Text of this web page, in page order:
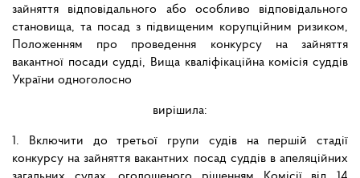
зайняття відповідального або особливо відповідального
становища, та посад з підвищеним корупційним ризиком,
Положенням про проведення конкурсу на зайняття
вакантної посади судді, Вища кваліфікаційна комісія суддів
України одноголосно
вирішила:
1. Включити до третьої групи судів на першій стадії
конкурсу на зайняття вакантних посад суддів в апеляційних